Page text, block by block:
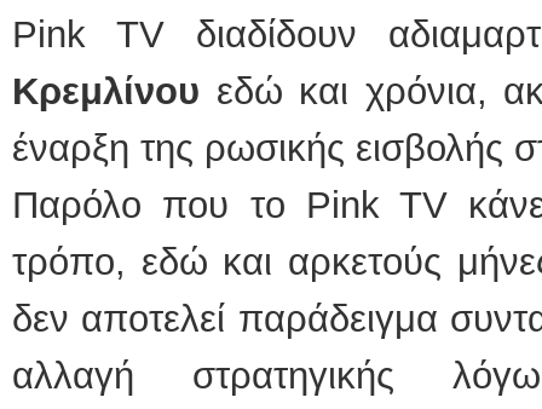
Pink TV διαδίδουν
Κρεμλίνου εδώ και χρόνια,
έναρξη της ρωσικής εισβολής
Παρόλο που το Pink TV
τρόπο, εδώ και αρκετούς
δεν αποτελεί παράδειγμα
αλλαγή στρατηγικής